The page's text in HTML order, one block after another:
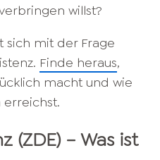
willst?
sich mit der Frage
Finde heraus,
macht und wie
(ZDE) – Was ist